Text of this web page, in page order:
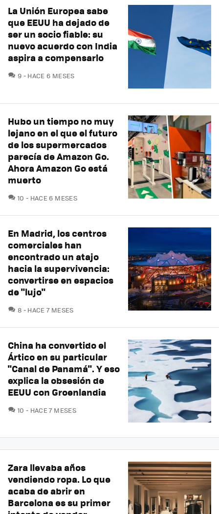
La Unión Europea sabe
que EEUU ha dejado de
ser un socio fiable: su
nuevo acuerdo con India
aspira a compensarlo
9 COMENTARIOS
HACE 6 MESES
Hubo un tiempo no muy
lejano en el que el futuro
de los supermercados
parecía de Amazon Go.
Ahora Amazon Go está
muerto
10 COMENTARIOS
HACE 6 MESES
En Madrid, los centros
comerciales han
encontrado un atajo
hacia la supervivencia:
convertirse en espacios
de "lujo"
8 COMENTARIOS
HACE 7 MESES
China ha convertido el
Ártico en su particular
"Canal de Panamá". Y eso
explica la obsesión de
EEUU con Groenlandia
10 COMENTARIOS
HACE 7 MESES
Zara llevaba años
vendiendo ropa. Lo que
acaba de abrir en
Barcelona es su primer